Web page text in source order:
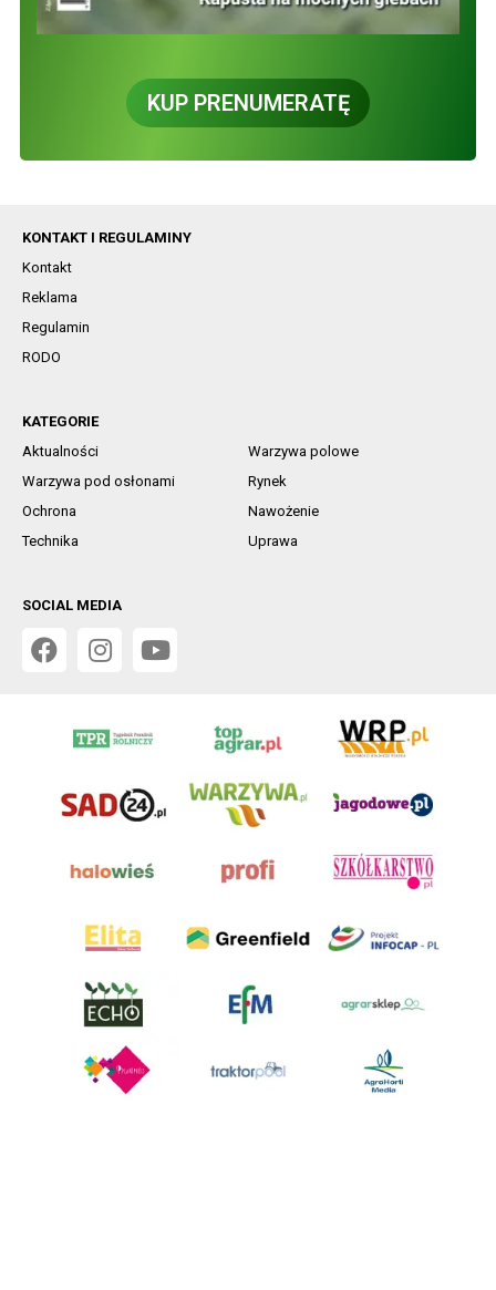
KUP PRENUMERATĘ
KONTAKT I REGULAMINY
Kontakt
Reklama
Regulamin
RODO
KATEGORIE
Aktualności
Warzywa polowe
Warzywa pod osłonami
Rynek
Ochrona
Nawożenie
Technika
Uprawa
SOCIAL MEDIA